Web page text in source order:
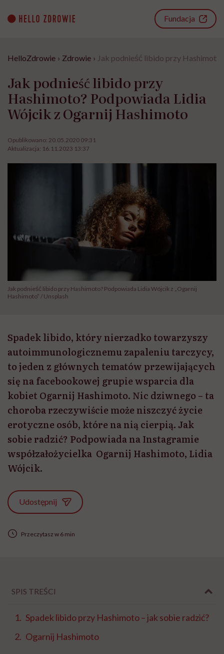
content
Fundacja
HelloZdrowie › Zdrowie › Jak podnieść libido przy
Jak podnieść libido przy
Hashimoto? Podpowiada Lidia
Wójcik z Ogarnij Hashimoto
Opublikowano: 20.05.2020 09:31
Aktualizacja: 16.11.2023 13:37
Jak podnieść libido przy Hashimoto? Podpowiada Lidia Wójcik z „Ogarnij
Hashimoto” / Unsplash
Spadek libido, który nierzadko towarzyszy
autoimmunologicznemu zapaleniu tarczycy,
to jeden z głównych tematów przewijających
się na facebookowej grupie wsparcia dla
kobiet Ogarnij Hashimoto. Nic dziwnego – ta
choroba rzeczywiście może niszczyć życie
erotyczne osób, które na nią cierpią. Jak
sobie radzić? Podpowiada na Instagramie
współzałożycielka Ogarnij Hashimoto, Lidia
Wójcik.
Udostępnij
Przeczytasz w 6 min
SPIS TREŚCI
Spadek libido przy Hashimoto – jak sobie radzić?
Ogarnij Hashimoto